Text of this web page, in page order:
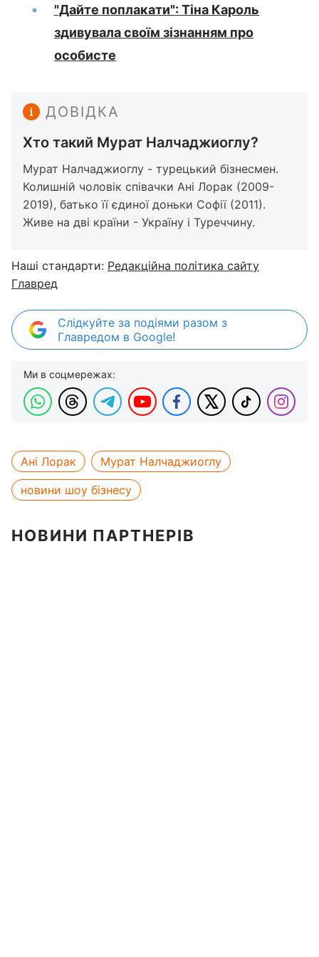
"Дайте поплакати": Тіна Кароль
здивувала своїм зізнанням про
особисте
ДОВІДКА
Хто такий Мурат Налчаджиоглу?
Мурат Налчаджиоглу - турецький бізнесмен.
Колишній чоловік співачки Ані Лорак (2009-
2019), батько її єдиної доньки Софії (2011).
Живе на дві країни - Україну і Туреччину.
Наші стандарти: Редакційна політика сайту
Главред
Слідкуйте за подіями разом з
Главредом в Google!
Ми в соцмережах:
Ані Лорак
Мурат Налчаджиоглу
новини шоу бізнесу
НОВИНИ ПАРТНЕРІВ